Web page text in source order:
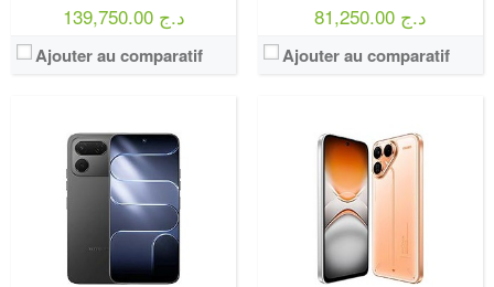
139,750.00 د.ج
Ajouter au comparatif
81,250.00 د.ج
Ajouter au comparatif